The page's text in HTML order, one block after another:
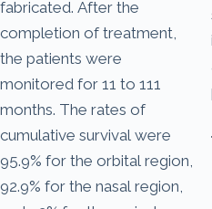
fabricated. After the
completion of treatment,
the patients were
monitored for 11 to 111
months. The rates of
cumulative survival were
95.9% for the orbital region,
92.9% for the nasal region,